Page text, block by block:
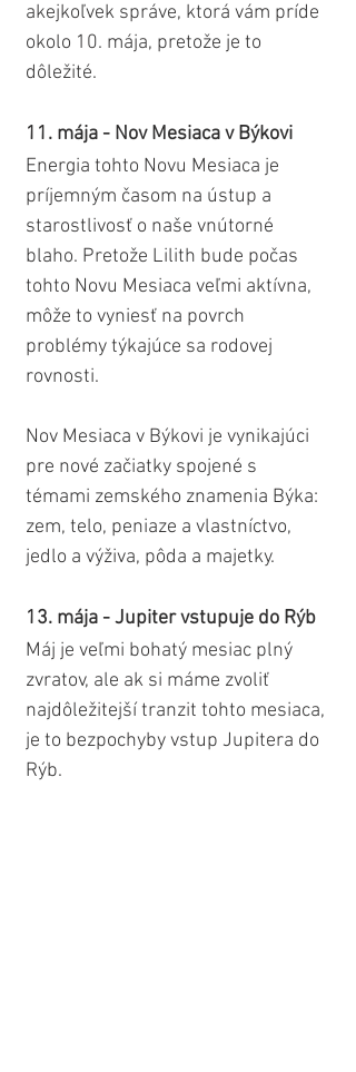
akejkoľvek správe, ktorá vám príde
okolo 10. mája, pretože je to
dôležité.
11. mája - Nov Mesiaca v Býkovi
Energia tohto Novu Mesiaca je
príjemným časom na ústup a
starostlivosť o naše vnútorné
blaho. Pretože Lilith bude počas
tohto Novu Mesiaca veľmi aktívna,
môže to vyniesť na povrch
problémy týkajúce sa rodovej
rovnosti.
Nov Mesiaca v Býkovi je vynikajúci
pre nové začiatky spojené s
témami zemského znamenia Býka:
zem, telo, peniaze a vlastníctvo,
jedlo a výživa, pôda a majetky.
13. mája - Jupiter vstupuje do Rýb
Máj je veľmi bohatý mesiac plný
zvratov, ale ak si máme zvoliť
najdôležitejší tranzit tohto mesiaca,
je to bezpochyby vstup Jupitera do
Rýb.